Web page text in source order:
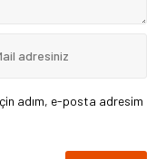
adım, e-posta adresim